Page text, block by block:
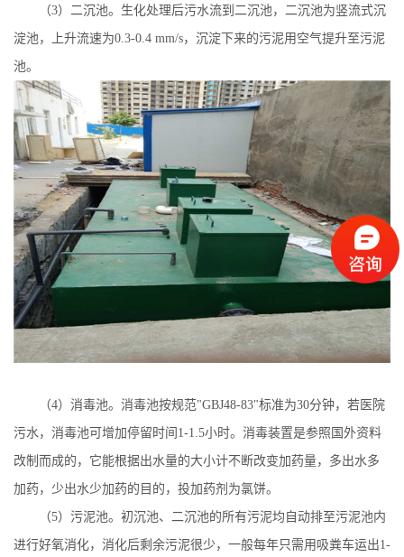
（3）二沉池。生化处理后污水流到二沉池，二沉池为竖流式沉
淀池，上升流速为0.3-0.4 mm/s，沉淀下来的污泥用空气提升至污泥
池。
（4）消毒池。消毒池按规范"GBJ48-83"标准为30分钟，若医院
污水，消毒池可增加停留时间 1-1.5小时。消毒装置是参照国外资料
改制而成的，它能根据出水量的大小计不断改变加药量，多出水多
加药，少出水少加药的目的，投加药剂为氯饼。
（5）污泥池。初沉池、二沉池的所有污泥均自动排至污泥池内
进行好氧消化，消化后剩余污泥很少，一般每年只需用吸粪车运出1-